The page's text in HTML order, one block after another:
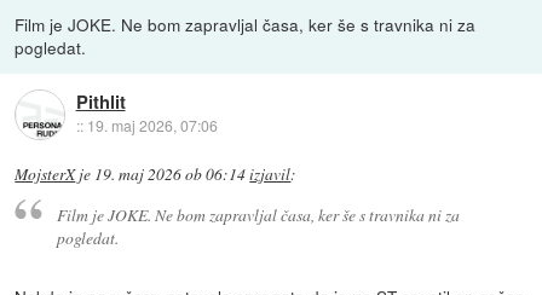
Film je JOKE. Ne bom zapravljal časa, ker še s travnika ni za
pogledat.
Pithlit
:: 19. maj 2026, 07:06
MojsterXje 19. maj 2026 ob 06:14izjavil:
Film je JOKE. Ne bom zapravljal časa, ker še s travnika ni za
pogledat.